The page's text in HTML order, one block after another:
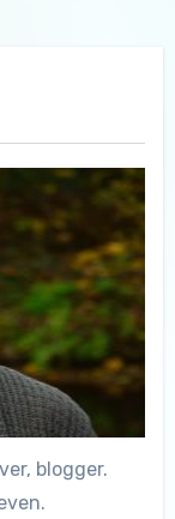
blogger.